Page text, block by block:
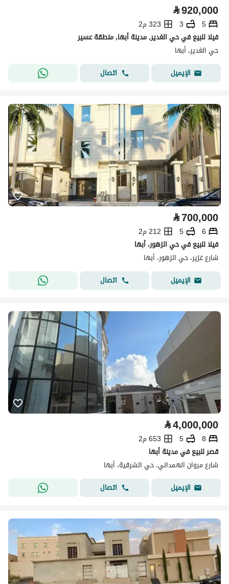
⃁920,000
5
3
323 م2
فيلا للبيع في حي الغدير, مدينة أبها, منطقة عسير
حي الغدير، أبها
الإيميل
اتصال
⃁700,000
6
5
212 م2
فيلا للبيع في حي الزهور، أبها
شارع غزير، حي الزهور، أبها
الإيميل
اتصال
⃁4,000,000
8
5
653 م2
قصر للبيع في مدينة أبها
شارع مروان الهمداني، حي الشرقية، أبها
الإيميل
اتصال